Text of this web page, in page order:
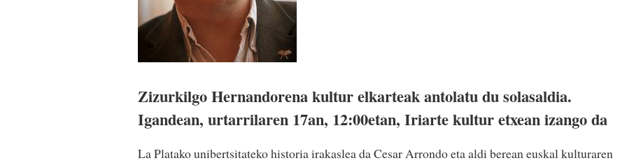
Zizurkilgo Hernandorena kultur elkarteak antolatu du solasaldia.
Igandean, urtarrilaren 17an, 12:00etan, Iriarte kultur etxean izango da
La Platako unibertsitateko historia irakaslea da Cesar Arrondo eta aldi berean euskal kulturaren